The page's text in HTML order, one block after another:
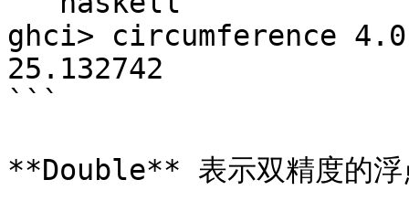
ghci> circumference
25.132742
```
**Double** 表示双精度的浮